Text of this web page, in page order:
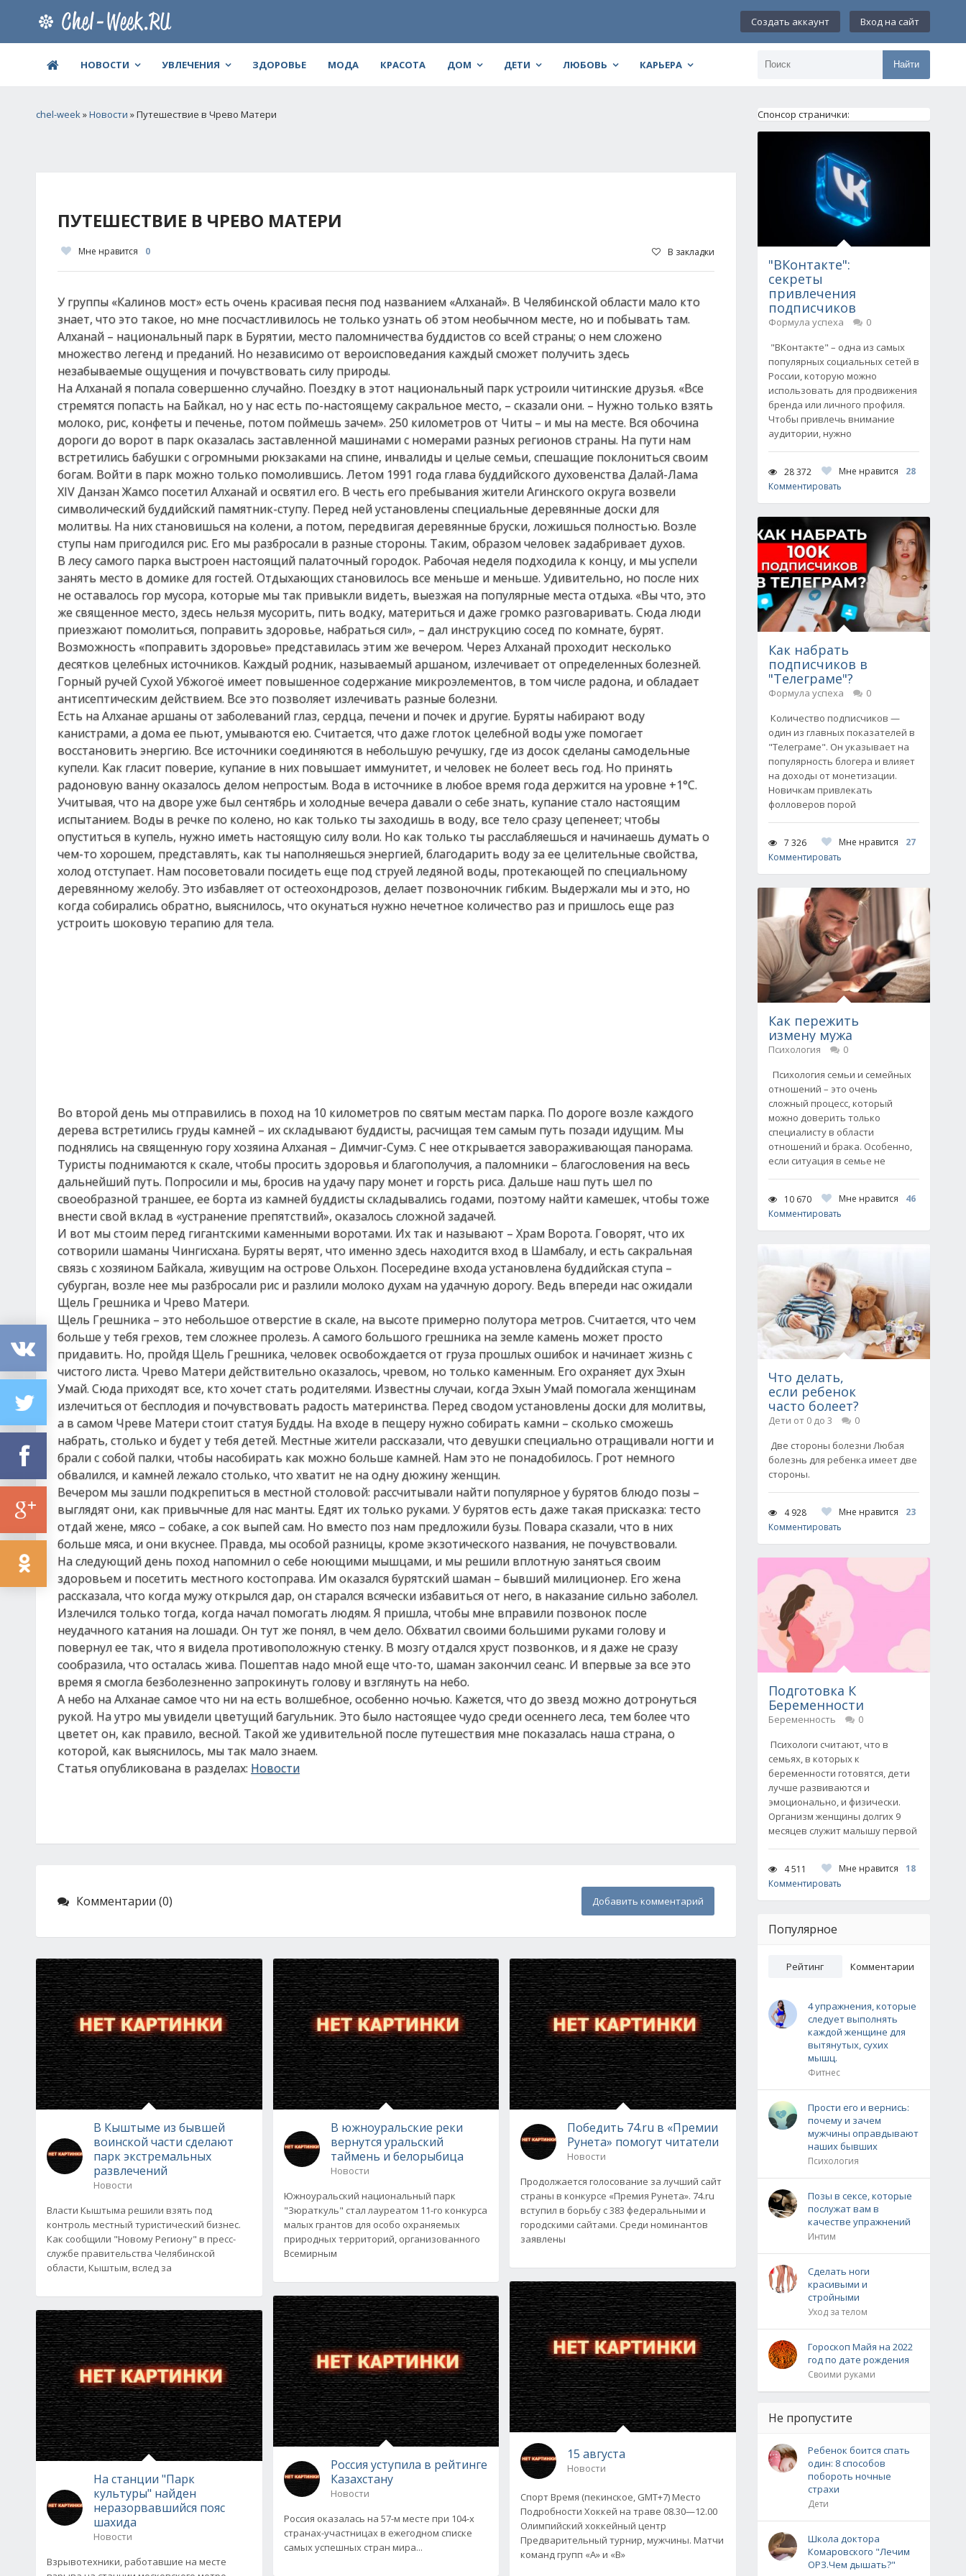
Создать аккаунт Вход на сайт
НОВОСТИ УВЛЕЧЕНИЯ ЗДОРОВЬЕ МОДА КРАСОТА ДОМ ДЕТИ ЛЮБОВЬ КАРЬЕРА Найти
chel-week»Новости » Путешествие в Чрево Матери
ПУТЕШЕСТВИЕ В ЧРЕВО МАТЕРИ
Мне нравится 0 В закладки
У группы «Калинов мост» есть очень красивая песня под названием «Алханай». В Челябинской области мало кто
знает, что это такое, но мне посчастливилось не только узнать об этом необычном месте, но и побывать там.
Алханай – национальный парк в Бурятии, место паломничества буддистов со всей страны; о нем сложено
множество легенд и преданий. Но независимо от вероисповедания каждый сможет получить здесь
незабываемые ощущения и почувствовать силу природы.
На Алханай я попала совершенно случайно. Поездку в этот национальный парк устроили читинские друзья. «Все
стремятся попасть на Байкал, но у нас есть по-настоящему сакральное место, – сказали они. – Нужно только взять
молоко, рис, конфеты и печенье, потом поймешь зачем». 250 километров от Читы – и мы на месте. Вся обочина
дороги до ворот в парк оказалась заставленной машинами с номерами разных регионов страны. На пути нам
встретились бабушки с огромными рюкзаками на спине, инвалиды и целые семьи, спешащие поклониться своим
богам. Войти в парк можно только помолившись. Летом 1991 года глава буддийского духовенства Далай-Лама
XIV Данзан Жамсо посетил Алханай и освятил его. В честь его пребывания жители Агинского округа возвели
символический буддийский памятник-ступу. Перед ней установлены специальные деревянные доски для
молитвы. На них становишься на колени, а потом, передвигая деревянные бруски, ложишься полностью. Возле
ступы нам пригодился рис. Его мы разбросали в разные стороны. Таким, образом человек задабривает духов.
В лесу самого парка выстроен настоящий палаточный городок. Рабочая неделя подходила к концу, и мы успели
занять место в домике для гостей. Отдыхающих становилось все меньше и меньше. Удивительно, но после них
не оставалось гор мусора, которые мы так привыкли видеть, выезжая на популярные места отдыха. «Вы что, это
же священное место, здесь нельзя мусорить, пить водку, материться и даже громко разговаривать. Сюда люди
приезжают помолиться, поправить здоровье, набраться сил», – дал инструкцию сосед по комнате, бурят.
Возможность «поправить здоровье» представилась этим же вечером. Через Алханай проходит несколько
десятков целебных источников. Каждый родник, называемый аршаном, излечивает от определенных болезней.
Горный ручей Сухой Убжогоё имеет повышенное содержание микроэлементов, в том числе радона, и обладает
антисептическим действием. Все это позволяет излечивать разные болезни.
Есть на Алханае аршаны от заболеваний глаз, сердца, печени и почек и другие. Буряты набирают воду
канистрами, а дома ее пьют, умываются ею. Считается, что даже глоток целебной воды уже помогает
восстановить энергию. Все источники соединяются в небольшую речушку, где из досок сделаны самодельные
купели. Как гласит поверие, купание в них повышает иммунитет, и человек не болеет весь год. Но принять
радоновую ванну оказалось делом непростым. Вода в источнике в любое время года держится на уровне +1°С.
Учитывая, что на дворе уже был сентябрь и холодные вечера давали о себе знать, купание стало настоящим
испытанием. Воды в речке по колено, но как только ты заходишь в воду, все тело сразу цепенеет; чтобы
опуститься в купель, нужно иметь настоящую силу воли. Но как только ты расслабляешься и начинаешь думать о
чем-то хорошем, представлять, как ты наполняешься энергией, благодарить воду за ее целительные свойства,
холод отступает. Нам посоветовали посидеть еще под струей ледяной воды, протекающей по специальному
деревянному желобу. Это избавляет от остеохондрозов, делает позвоночник гибким. Выдержали мы и это, но
когда собирались обратно, выяснилось, что окунаться нужно нечетное количество раз и пришлось еще раз
устроить шоковую терапию для тела.
Во второй день мы отправились в поход на 10 километров по святым местам парка. По дороге возле каждого
дерева встретились груды камней – их складывают буддисты, расчищая тем самым путь позади идущим. Мы
поднялись на священную гору хозяина Алханая – Димчиг-Сумэ. С нее открывается завораживающая панорама.
Туристы поднимаются к скале, чтобы просить здоровья и благополучия, а паломники – благословения на весь
дальнейший путь. Попросили и мы, бросив на удачу пару монет и горсть риса. Дальше наш путь шел по
своеобразной траншее, ее борта из камней буддисты складывались годами, поэтому найти камешек, чтобы тоже
внести свой вклад в «устранение препятствий», оказалось сложной задачей.
И вот мы стоим перед гигантскими каменными воротами. Их так и называют – Храм Ворота. Говорят, что их
сотворили шаманы Чингисхана. Буряты верят, что именно здесь находится вход в Шамбалу, и есть сакральная
связь с хозяином Байкала, живущим на острове Ольхон. Посередине входа установлена буддийская ступа –
субурган, возле нее мы разбросали рис и разлили молоко духам на удачную дорогу. Ведь впереди нас ожидали
Щель Грешника и Чрево Матери.
Щель Грешника – это небольшое отверстие в скале, на высоте примерно полутора метров. Считается, что чем
больше у тебя грехов, тем сложнее пролезь. А самого большого грешника на земле камень может просто
придавить. Но, пройдя Щель Грешника, человек освобождается от груза прошлых ошибок и начинает жизнь с
чистого листа. Чрево Матери действительно оказалось, чревом, но только каменным. Его охраняет дух Эхын
Умай. Сюда приходят все, кто хочет стать родителями. Известны случаи, когда Эхын Умай помогала женщинам
излечиться от бесплодия и почувствовать радость материнства. Перед сводом установлены доски для молитвы,
а в самом Чреве Матери стоит статуя Будды. На входе в пещеру нужно собирать камни – сколько сможешь
набрать, столько и будет у тебя детей. Местные жители рассказали, что девушки специально отращивали ногти и
брали с собой палки, чтобы насобирать как можно больше камней. Нам это не понадобилось. Грот немного
обвалился, и камней лежало столько, что хватит не на одну дюжину женщин.
Вечером мы зашли подкрепиться в местной столовой: рассчитывали найти популярное у бурятов блюдо позы –
выглядят они, как привычные для нас манты. Едят их только руками. У бурятов есть даже такая присказка: тесто
отдай жене, мясо – собаке, а сок выпей сам. Но вместо поз нам предложили бузы. Повара сказали, что в них
больше мяса, и они вкуснее. Правда, мы особой разницы, кроме экзотического названия, не почувствовали.
На следующий день поход напомнил о себе ноющими мышцами, и мы решили вплотную заняться своим
здоровьем и посетить местного костоправа. Им оказался бурятский шаман – бывший милиционер. Его жена
рассказала, что когда мужу открылся дар, он старался всячески избавиться от него, в наказание сильно заболел.
Излечился только тогда, когда начал помогать людям. Я пришла, чтобы мне вправили позвонок после
неудачного катания на лошади. Он тут же понял, в чем дело. Обхватил своими большими руками голову и
повернул ее так, что я видела противоположную стенку. В мозгу отдался хруст позвонков, и я даже не сразу
сообразила, что осталась жива. Пошептав надо мной еще что-то, шаман закончил сеанс. И впервые за все это
время я смогла безболезненно запрокинуть голову и взглянуть на небо.
А небо на Алханае самое что ни на есть волшебное, особенно ночью. Кажется, что до звезд можно дотронуться
рукой. На утро мы увидели цветущий багульник. Это было настоящее чудо среди осеннего леса, тем более что
цветет он, как правило, весной. Такой же удивительной после путешествия мне показалась наша страна, о
которой, как выяснилось, мы так мало знаем.
Статья опубликована в разделах: Новости
Комментарии (0) Добавить комментарий
В Кыштыме из бывшей
воинской части сделают
парк экстремальных
развлечений
Новости
Власти Кыштыма решили взять под
контроль местный туристический бизнес.
Как сообщили "Новому Региону" в пресс-
службе правительства Челябинской
области, Кыштым, вслед за
На станции "Парк
культуры" найден
неразорвавшийся пояс
шахида
Новости
Взрывотехники, работавшие на месте
В южноуральские реки
вернутся уральский
таймень и белорыбица
Новости
Южноуральский национальный парк
"Зюраткуль" стал лауреатом 11-го конкурса
малых грантов для особо охраняемых
природных территорий, организованного
Всемирным
Россия уступила в рейтинге
Казахстану
Новости
Россия оказалась на 57-м месте при 104-х
странах-участницах в ежегодном списке
самых успешных стран мира...
Победить 74.ru в «Премии
Рунета» помогут читатели
Новости
Продолжается голосование за лучший сайт
страны в конкурсе «Премия Рунета». 74.ru
вступил в борьбу с 383 федеральными и
городскими сайтами. Среди номинантов
заявлены
15 августа
Новости
Спорт Время (пекинское, GMT+7) Место
Подробности Хоккей на траве 08.30—12.00
Олимпийский хоккейный центр
Предварительный турнир, мужчины. Матчи
команд групп «А» и «В»
Спонсор странички:
"ВКонтакте":
секреты
привлечения
подписчиков
Формула успеха
0
"ВКонтакте" – одна из самых
популярных социальных сетей в
России, которую можно
использовать для продвижения
бренда или личного профиля.
Чтобы привлечь внимание
аудитории, нужно
28 372 Мне нравится
28
Комментировать
Как набрать
подписчиков в
"Телеграме"?
Формула успеха
0
Количество подписчиков —
один из главных показателей в
"Телеграме". Он указывает на
популярность блогера и влияет
на доходы от монетизации.
Новичкам привлекать
фолловеров порой
7 326 Мне нравится
27
Комментировать
Как пережить
измену мужа
Психология
0
Психология семьи и семейных
отношений – это очень
сложный процесс, который
можно доверить только
специалисту в области
отношений и брака. Особенно,
если ситуация в семье не
10 670 Мне нравится
46
Комментировать
Что делать,
если ребенок
часто болеет?
Дети от 0 до 3
0
Две стороны болезни Любая
болезнь для ребенка имеет две
стороны.
4 928 Мне нравится
23
Комментировать
Подготовка К
Беременности
Беременность
0
Психологи считают, что в
семьях, в которых к
беременности готовятся, дети
лучше развиваются и
эмоционально, и физически.
Организм женщины долгих 9
месяцев служит малышу первой
4 511 Мне нравится
18
Комментировать
Популярное
Рейтинг Комментарии
4 упражнения, которые
следует выполнять
каждой женщине для
вытянутых, сухих
мышц.
Фитнес
Прости его и вернись:
почему и зачем
мужчины оправдывают
наших бывших
Психология
Позы в сексе, которые
послужат вам в
качестве упражнений
Интим
Сделать ноги
красивыми и
стройными
Уход за телом
Гороскоп Майя на 2022
год по дате рождения
Своими руками
Не пропустите
Ребенок боится спать
один: 8 способов
побороть ночные
страхи
Дети
Школа доктора
Комаровского "Лечим
ОРЗ.Чем дышать?"